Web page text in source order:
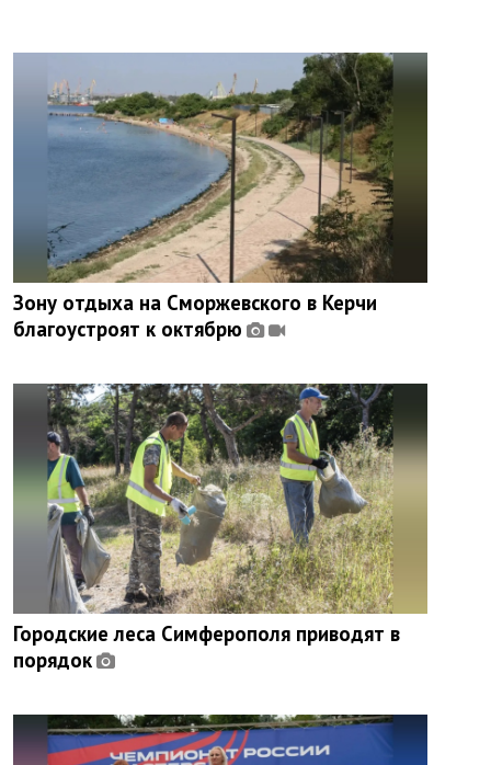
Зону отдыха на Сморжевского в Керчи
благоустроят к октябрю
Городские леса Симферополя приводят в
порядок